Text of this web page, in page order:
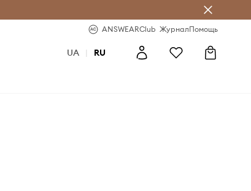
ANSWEARClub ЖурналПомощь
UA | RU